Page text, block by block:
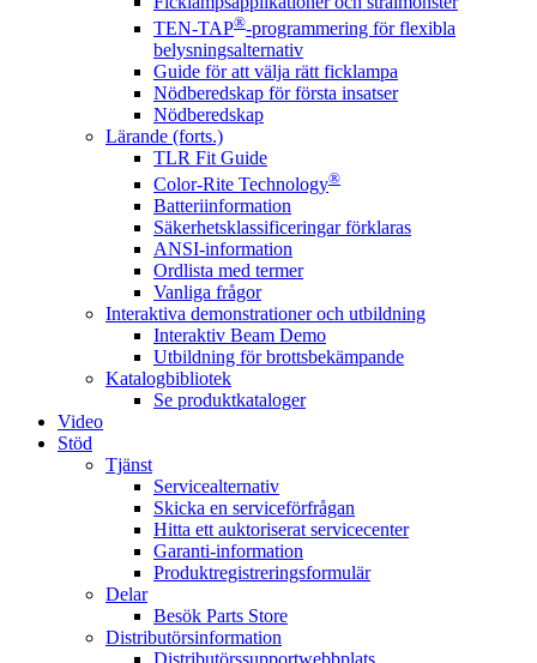
TEN-TAP®-programmering för flexibla
belysningsalternativ
Guide för att välja rätt ficklampa
Nödberedskap för första insatser
Nödberedskap
Lärande (forts.)
TLR Fit Guide
Color-Rite Technology®
Batteriinformation
Säkerhetsklassificeringar förklaras
ANSI-information
Ordlista med termer
Vanliga frågor
Interaktiva demonstrationer och utbildning
Interaktiv Beam Demo
Utbildning för brottsbekämpande
Katalogbibliotek
Se produktkataloger
Video
Stöd
Tjänst
Servicealternativ
Skicka en serviceförfrågan
Hitta ett auktoriserat servicecenter
Garanti-information
Produktregistreringsformulär
Delar
Besök Parts Store
Distributörsinformation